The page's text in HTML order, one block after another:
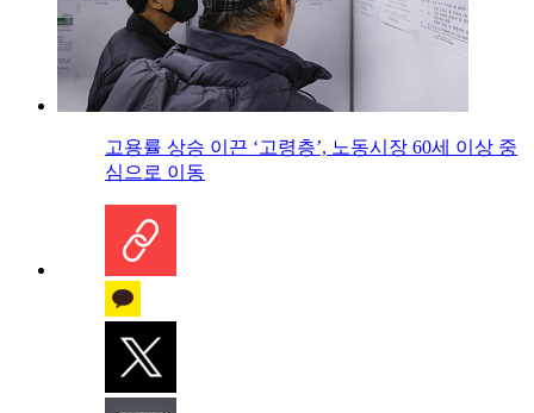
고용률 상승 이끈 ‘고령층’, 노동시장 60세 이상 중
심으로 이동